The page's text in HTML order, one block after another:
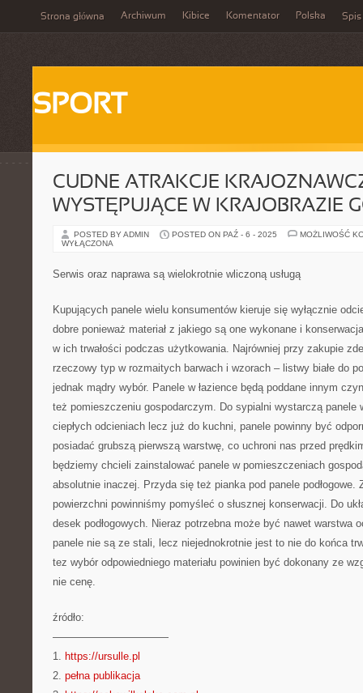
Strona główna Archiwum Kibice Komentator Polska Spis
SPORT
CUDNE ATRAKCJE
WYSTĘPUJĄCE W KRAJOBRAZIE
POSTED BY ADMIN POSTED ON PAŹ - 6 - 2025
MOŻLIWOŚĆ
WYŁĄCZONA
Serwis oraz naprawa są wielokrotnie wliczoną usługą
Kupujących panele wielu konsumentów kieruje się wyłącznie
dobre ponieważ materiał z jakiego są one wykonane i
w ich trwałości podczas użytkowania. Najrówniej przy zakupie
rzeczowy typ w rozmaitych barwach i wzorach – listwy białe do
jednak mądry wybór. Panele w łazience będą poddane innym
też pomieszczeniu gospodarczym. Do sypialni wystarczą panele
ciepłych odcieniach lecz już do kuchni, panele powinny być
posiadać grubszą pierwszą warstwę, co uchroni nas przed
będziemy chcieli zainstalować panele w pomieszczeniach
absolutnie inaczej. Przyda się też pianka pod panele podłogowe.
powierzchni powinniśmy pomyśleć o słusznej konserwacji. Do
desek podłogowych. Nieraz potrzebna może być nawet warstwa
panele nie są ze stali, lecz niejednokrotnie jest to nie do końca
tez wybór odpowiedniego materiału powinien być dokonany ze
nie cenę.
źródło:
———————————
1. https://ursulle.pl
2. pełna publikacja